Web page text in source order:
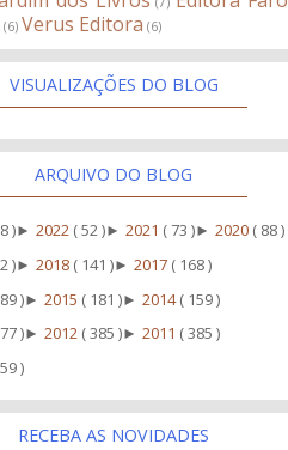
(6) Verus Editora (6)
VISUALIZAÇÕES DO BLOG
ARQUIVO DO BLOG
)►2022 ( 52 )►2021 ( 73 )►2020 ( 88 )
)►2018 ( 141 )►2017 ( 168 )
)►2015 ( 181 )►2014( 159 )
)►2012 ( 385 )►2011 ( 385 )
)
RECEBA AS NOVIDADES